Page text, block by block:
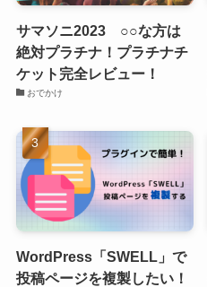
サマソニ2023 ○○な方は
絶対プラチナ！プラチナチ
ケット完全レビュー！
おでかけ
WordPress「SWELL」で
投稿ページを複製したい！